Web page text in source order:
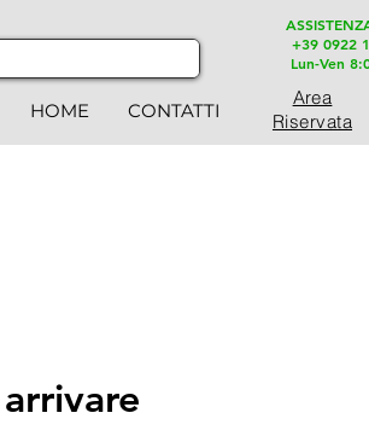
HOME CONTATTI
+39 0922
Lun-Ven
Area
Riservata